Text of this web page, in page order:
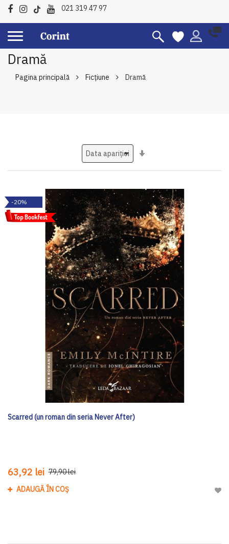
021 319 47 97
Dramă
Pagina principală Ficțiune Dramă
-20%
Scarred (un roman din seria Never After)
63,92 lei 79,90 lei
ADAUGĂ ÎN COȘ